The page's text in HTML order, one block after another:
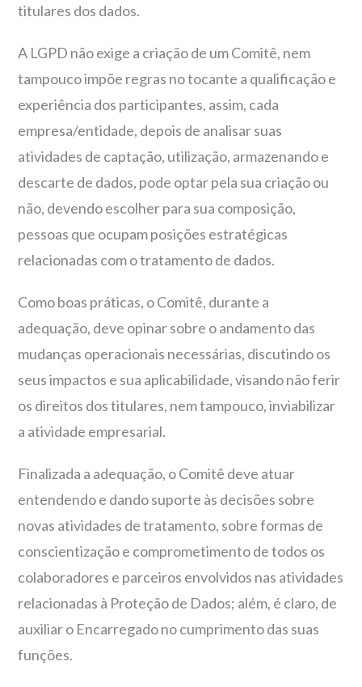
titulares dos dados.
A LGPD não exige a criação de um Comitê, nem
tampouco impõe regras no tocante a qualificação e
experiência dos participantes, assim, cada
empresa/entidade, depois de analisar suas
atividades de captação, utilização, armazenando e
descarte de dados, pode optar pela sua criação ou
não, devendo escolher para sua composição,
pessoas que ocupam posições estratégicas
relacionadas com o tratamento de dados.
Como boas práticas, o Comitê, durante a
adequação, deve opinar sobre o andamento das
mudanças operacionais necessárias, discutindo os
seus impactos e sua aplicabilidade, visando não ferir
os direitos dos titulares, nem tampouco, inviabilizar
a atividade empresarial.
Finalizada a adequação, o Comitê deve atuar
entendendo e dando suporte às decisões sobre
novas atividades de tratamento, sobre formas de
conscientização e comprometimento de todos os
colaboradores e parceiros envolvidos nas atividades
relacionadas à Proteção de Dados; além, é claro, de
auxiliar o Encarregado no cumprimento das suas
funções.